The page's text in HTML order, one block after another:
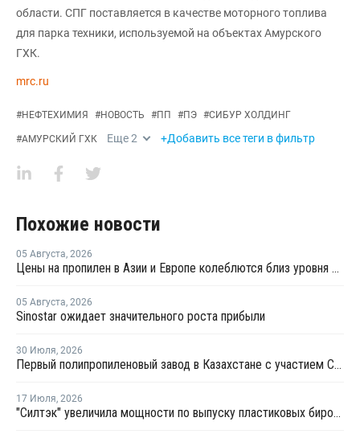
области. СПГ поставляется в качестве моторного топлива
для парка техники, используемой на объектах Амурского
ГХК.
mrc.ru
#НЕФТЕХИМИЯ #НОВОСТЬ #ПП #ПЭ #СИБУР ХОЛДИНГ
#АМУРСКИЙ ГХК Еще2 +Добавить все теги в фильтр
Похожие новости
05 Августа, 2026
Цены на пропилен в Азии и Европе колеблются близ уровня в USD1000
05 Августа, 2026
Sinostar ожидает значительного роста прибыли
30 Июля, 2026
Первый полипропиленовый завод в Казахстане с участием СИБУРа терпит убытки
17 Июля, 2026
"Силтэк" увеличила мощности по выпуску пластиковых бирок для животных